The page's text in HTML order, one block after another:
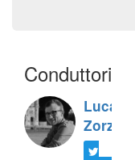
Conduttori
Luca
Zorzi